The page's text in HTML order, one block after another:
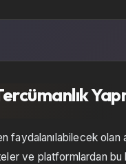
olan
ve platformlardan